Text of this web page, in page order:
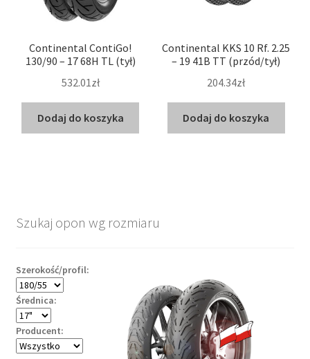
Continental ContiGo!
130/90 – 17 68H TL (tył)
532.01zł
Dodaj do koszyka
Continental KKS 10 Rf. 2.25
– 19 41B TT (przód/tył)
204.34zł
Dodaj do koszyka
Szukaj opon wg rozmiaru
Szerokość/profil:
Średnica:
Producent: